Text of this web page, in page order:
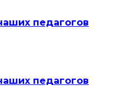
педагогов
педагогов